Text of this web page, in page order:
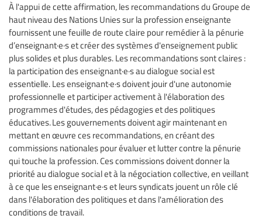
À l'appui de cette affirmation, les recommandations du Groupe de
haut niveau des Nations Unies sur la profession enseignante
fournissent une feuille de route claire pour remédier à la pénurie
d’enseignant·e·s et créer des systèmes d'enseignement public
plus solides et plus durables. Les recommandations sont claires :
la participation des enseignant·e·s au dialogue social est
essentielle. Les enseignant·e·s doivent jouir d'une autonomie
professionnelle et participer activement à l'élaboration des
programmes d'études, des pédagogies et des politiques
éducatives. Les gouvernements doivent agir maintenant en
mettant en œuvre ces recommandations, en créant des
commissions nationales pour évaluer et lutter contre la pénurie
qui touche la profession. Ces commissions doivent donner la
priorité au dialogue social et à la négociation collective, en veillant
à ce que les enseignant·e·s et leurs syndicats jouent un rôle clé
dans l'élaboration des politiques et dans l'amélioration des
conditions de travail.